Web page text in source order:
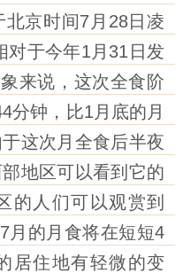
京时间7月28日凌
对于今年1月31日发
来说，这次全食阶
分钟，比1月底的月
这次月全食后半夜
地区可以看到它的
的人们可以观赏到
月的月食将在短短4
居住地有轻微的变